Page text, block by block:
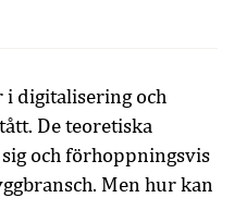
i digitalisering och
De teoretiska
och förhoppningsvis
Men hur kan